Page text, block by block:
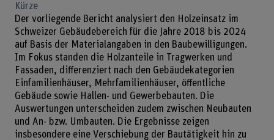
Kürze
Der vorliegende Bericht analysiert den Holzeinsatz im
Schweizer Gebäudebereich für die Jahre 2018 bis 2024
auf Basis der Materialangaben in den Baubewilligungen.
Im Fokus standen die Holzanteile in Tragwerken und
Fassaden, differenziert nach den Gebäudekategorien
Einfamilienhäuser, Mehrfamilienhäuser, öffentliche
Gebäude sowie Hallen- und Gewerbebauten. Die
Auswertungen unterscheiden zudem zwischen Neubauten
und An- bzw. Umbauten. Die Ergebnisse zeigen
insbesondere eine Verschiebung der Bautätigkeit hin zu